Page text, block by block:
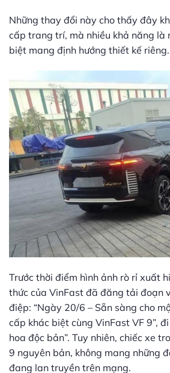
Những thay đổi này cho thấy đây
cấp trang trí, mà nhiều khả năng là
biệt mang định hướng thiết kế riêng.
Trước thời điểm hình ảnh rò rỉ xuất
thức của VinFast đã đăng tải đoạn
điệp: “Ngày 20/6 – Sẵn sàng cho
cấp khác biệt cùng VinFast VF 9”,
hoa độc bản”. Tuy nhiên, chiếc xe
9 nguyên bản, không mang những
đang lan truyền trên mạng.